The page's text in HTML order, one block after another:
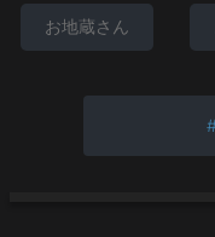
お地蔵さん